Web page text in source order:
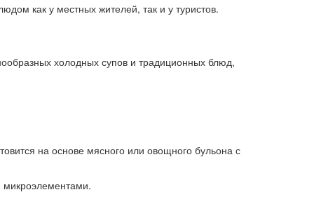
как у местных жителей, так и у туристов.
холодных супов и традиционных блюд,
на основе мясного или овощного бульона с
микроэлементами.